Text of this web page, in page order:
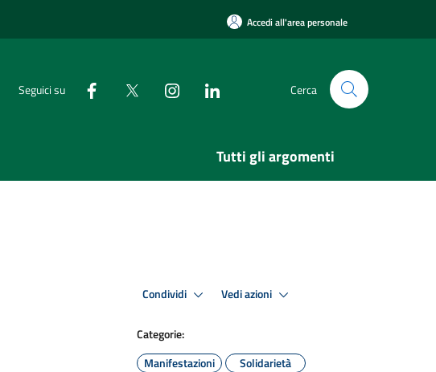
Accedi all'area personale
Seguici su Cerca
Tutti gli argomenti
Condividi Vedi azioni
Categorie:
Manifestazioni
Solidarietà